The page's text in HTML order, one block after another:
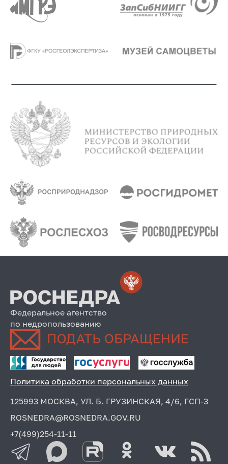
Федеральное агентство
по недропользованию
Политика обработки персональных данных
125993 МОСКВА, УЛ. Б. ГРУЗИНСКАЯ, 4/6, ГСП-3
ROSNEDRA@ROSNEDRA.GOV.RU
+7(499)254-11-11